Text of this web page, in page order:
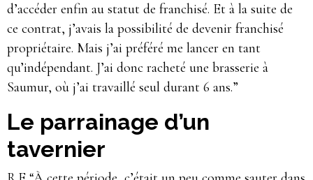
d’accéder enfin au statut de franchisé. Et à la suite de
ce contrat, j’avais la possibilité de devenir franchisé
propriétaire. Mais j’ai préféré me lancer en tant
qu’indépendant. J’ai donc racheté une brasserie à
Saumur, où j’ai travaillé seul durant 6 ans.”
Le parrainage d’un
tavernier